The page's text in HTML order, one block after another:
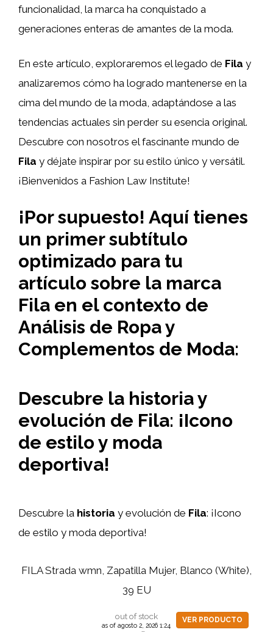
funcionalidad, la marca ha conquistado a
generaciones enteras de amantes de la moda.
En este artículo, exploraremos el legado de Fila y
analizaremos cómo ha logrado mantenerse en la
cima del mundo de la moda, adaptándose a las
tendencias actuales sin perder su esencia original.
Descubre con nosotros el fascinante mundo de
Fila y déjate inspirar por su estilo único y versátil.
¡Bienvenidos a Fashion Law Institute!
¡Por supuesto! Aquí tienes
un primer subtítulo
optimizado para tu
artículo sobre la marca
Fila en el contexto de
Análisis de Ropa y
Complementos de Moda:
Descubre la historia y
evolución de Fila: ¡Icono
de estilo y moda
deportiva!
Descubre la historia y evolución de Fila: ¡Icono
de estilo y moda deportiva!
FILA Strada wmn, Zapatilla Mujer, Blanco (White),
39 EU
out of stock
as of agosto 2, 2026 1:24
VER PRODUCTO